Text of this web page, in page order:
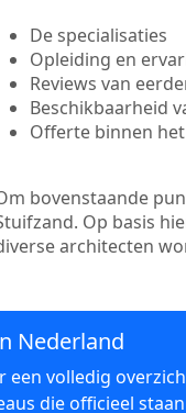
De specialisaties
Opleiding en
Reviews van
Beschikbaarheid
Offerte binnen
bovenstaande
Op basis
architecten
Nederland
een volledig
die officieel staan